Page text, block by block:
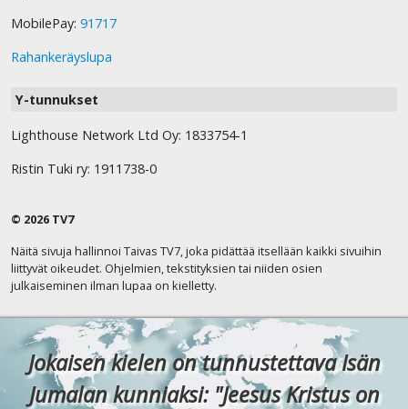
MobilePay: 91717
Rahankeräyslupa
Y-tunnukset
Lighthouse Network Ltd Oy: 1833754-1
Ristin Tuki ry: 1911738-0
© 2026 TV7
Näitä sivuja hallinnoi Taivas TV7, joka pidättää itsellään kaikki sivuihin
liittyvät oikeudet. Ohjelmien, tekstityksien tai niiden osien
julkaiseminen ilman lupaa on kielletty.
Jokaisen kielen on tunnustettava Isän
Jumalan kunniaksi: "Jeesus Kristus on